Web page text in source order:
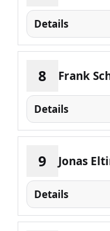
Details
8 Frank
Details
9 Jonas
Details